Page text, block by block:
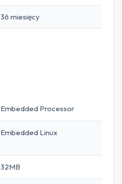
36 miesięcy
Embedded Processor
Embedded Linux
32MB